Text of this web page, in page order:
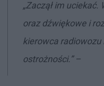
„Zaczął im uciekać.
oraz dźwiękowe i
kierowca radiowozu
ostrożności.” –